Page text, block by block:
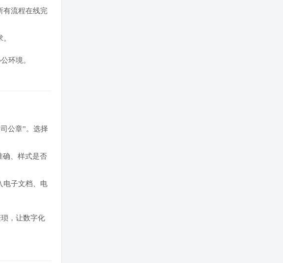
有流程在线完
环境。
公章”。选择
确、样式是否
电子文档、电
，让数字化